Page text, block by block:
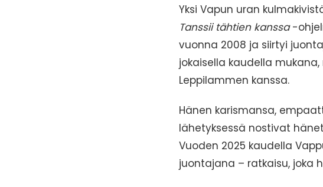
Yksi Vapun uran
Tanssii tähtien kanssa-
vuonna 2008 ja siirtyi
jokaisella kaudella
Leppilammen kanssa.
Hänen karismansa,
lähetyksessä nostivat
Vuoden 2025 kaudella
juontajana – ratkaisu, joka